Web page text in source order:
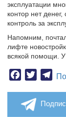
эксплуатации
контор нет
контроль за
Напомним,
лифте
всякой помощи. У
Facebook
Twitter